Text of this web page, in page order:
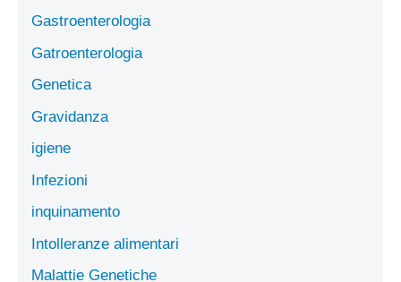
Gastroenterologia
Gatroenterologia
Genetica
Gravidanza
igiene
Infezioni
inquinamento
Intolleranze alimentari
Malattie Genetiche